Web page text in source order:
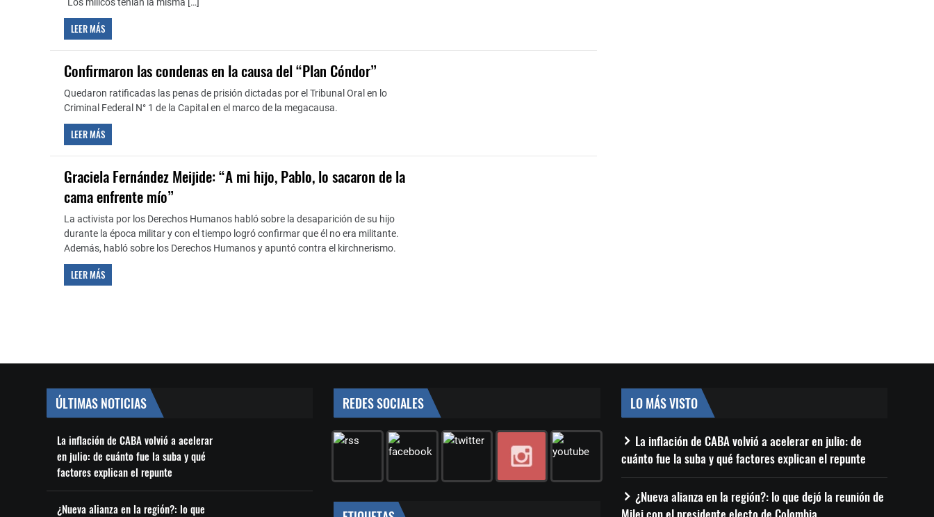
LEER MÁS
Confirmaron las condenas en la causa del “Plan Cóndor”
Quedaron ratificadas las penas de prisión dictadas por el Tribunal Oral en lo
Criminal Federal N° 1 de la Capital en el marco de la megacausa.
LEER MÁS
Graciela Fernández Meijide: “A mi hijo, Pablo, lo sacaron de la
cama enfrente mío”
La activista por los Derechos Humanos habló sobre la desaparición de su hijo
durante la época militar y con el tiempo logró confirmar que él no era militante.
Además, habló sobre los Derechos Humanos y apuntó contra el kirchnerismo.
LEER MÁS
ÚLTIMAS NOTICIAS
La inflación de CABA volvió a acelerar
en julio: de cuánto fue la suba y qué
factores explican el repunte
¿Nueva alianza en la región?: lo que
REDES SOCIALES LO MÁS VISTO
La inflación de CABA volvió a acelerar en julio: de
cuánto fue la suba y qué factores explican el repunte
¿Nueva alianza en la región?: lo que dejó la reunión de